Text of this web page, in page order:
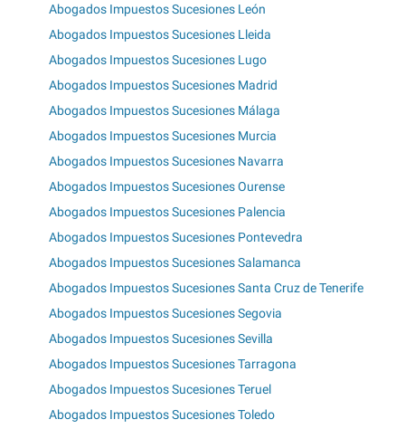
Abogados Impuestos Sucesiones León
Abogados Impuestos Sucesiones Lleida
Abogados Impuestos Sucesiones Lugo
Abogados Impuestos Sucesiones Madrid
Abogados Impuestos Sucesiones Málaga
Abogados Impuestos Sucesiones Murcia
Abogados Impuestos Sucesiones Navarra
Abogados Impuestos Sucesiones Ourense
Abogados Impuestos Sucesiones Palencia
Abogados Impuestos Sucesiones Pontevedra
Abogados Impuestos Sucesiones Salamanca
Abogados Impuestos Sucesiones Santa Cruz de Tenerife
Abogados Impuestos Sucesiones Segovia
Abogados Impuestos Sucesiones Sevilla
Abogados Impuestos Sucesiones Tarragona
Abogados Impuestos Sucesiones Teruel
Abogados Impuestos Sucesiones Toledo